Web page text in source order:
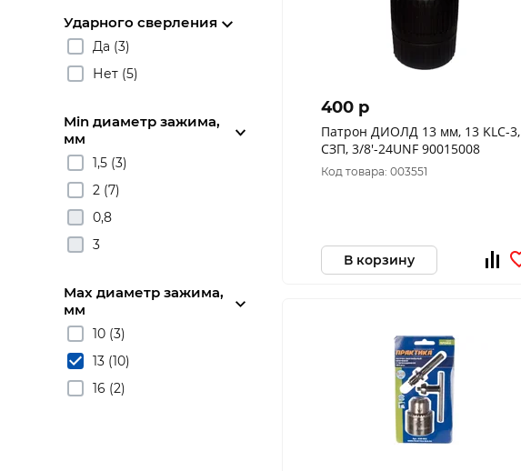
Ударного сверления
Да (3)
Нет (5)
Min диаметр зажима,
мм
1,5 (3)
2 (7)
0,8
3
Max диаметр зажима,
мм
10 (3)
13 (10)
16 (2)
400 p
Патрон ДИОЛД 13 мм, 13 KLC-3,
СЗП, 3/8'-24UNF 90015008
Код товара: 003551
В корзину